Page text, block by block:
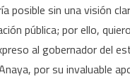
posible sin una visión
pública; por ello,
al gobernador del
por su invaluable